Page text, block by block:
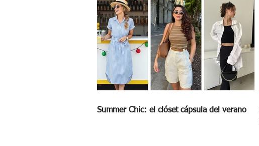
Summer Chic: el clóset cápsula del verano